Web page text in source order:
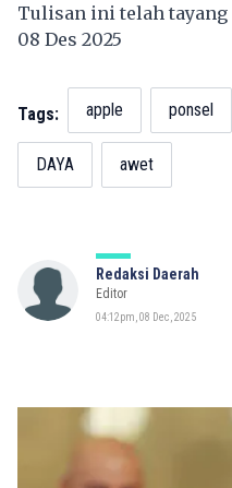
Tulisan ini telah
08 Des 2025
Tags: apple ponsel
DAYA awet
Redaksi Daerah
Editor
04:12pm, 08 Dec, 2025